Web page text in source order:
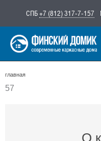
содержимому
СПБ+7 (812) 317-7-157
главная
57
О